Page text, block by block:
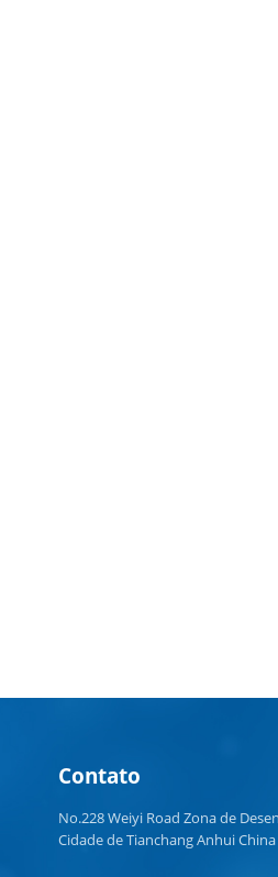
Contato
No.228 Weiyi Road Zona de
Cidade de Tianchang Anhui China